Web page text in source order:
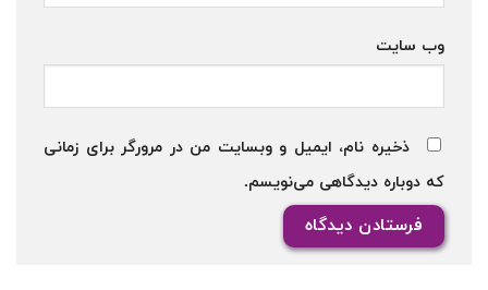
وب‌ سایت
ذخیره نام، ایمیل و وبسایت من در مرورگر برای زمانی
که دوباره دیدگاهی می‌نویسم.